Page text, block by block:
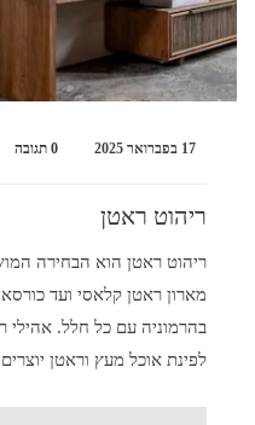
17 בפברואר 2025 0 תגובה
ריהוט ראטן
ריהוט ראטן הוא הבחירה
מארון ראטן קלאסי ועד
בהרמוניה עם כל חלל. אהילי
לפינת אוכל מעץ וראטן